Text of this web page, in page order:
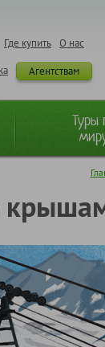
О нас
Где купить
Агентствам
Туры